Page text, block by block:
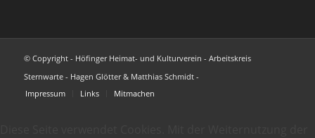
© Copyright - Höfinger Heimat- und Kulturverein - Arbeitskreis
Sternwarte - Hagen Glötter & Matthias Schmidt -
Impressum
Links Mitmachen